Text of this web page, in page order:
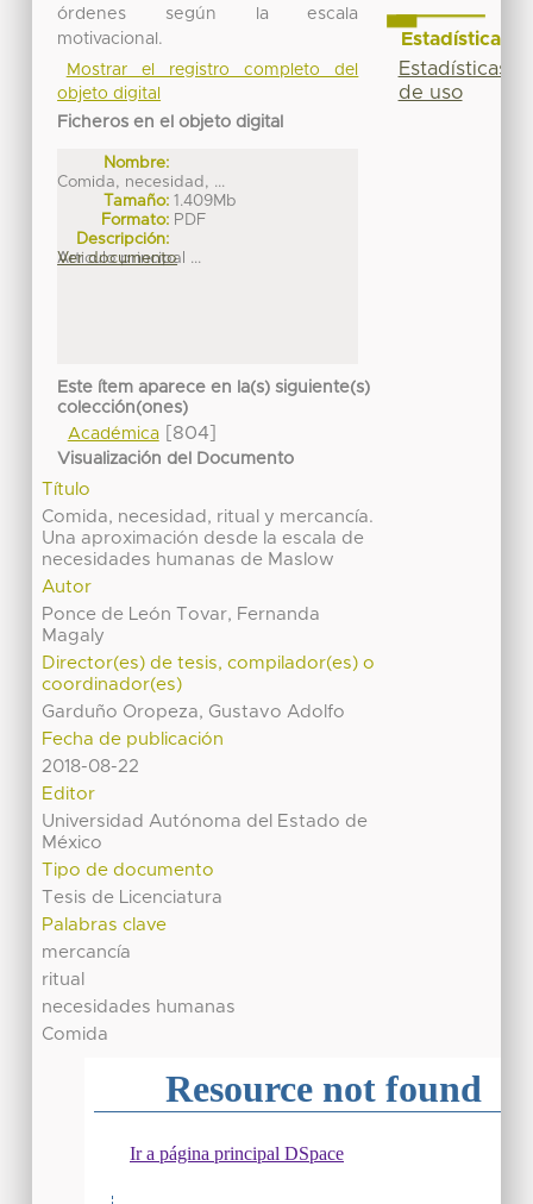
órdenes según la escala
motivacional.
Mostrar el registro completo del
objeto digital
Ficheros en el objeto digital
Nombre:
Comida, necesidad, ...
Tamaño: 1.409Mb
Formato: PDF
Descripción:
Articulo principal ...
Ver documento
Este ítem aparece en la(s) siguiente(s)
colección(ones)
Académica[804]
Visualización del Documento
Título
Comida, necesidad, ritual y mercancía.
Una aproximación desde la escala de
necesidades humanas de Maslow
Autor
Ponce de León Tovar, Fernanda
Magaly
Director(es) de tesis, compilador(es) o
coordinador(es)
Garduño Oropeza, Gustavo Adolfo
Fecha de publicación
2018-08-22
Editor
Universidad Autónoma del Estado de
México
Tipo de documento
Tesis de Licenciatura
Palabras clave
mercancía
ritual
necesidades humanas
Comida
Estadísticas
Estadísticas
de uso